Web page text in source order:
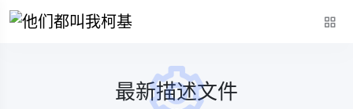
最新描述文件